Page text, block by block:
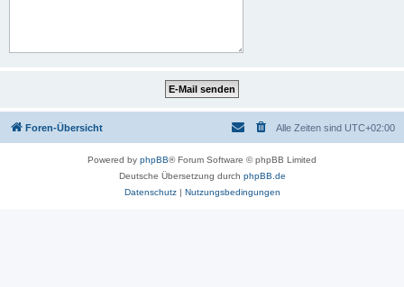
Foren-Übersicht Alle Zeiten sind UTC+02:00
Powered by phpBB® Forum Software © phpBB Limited
Deutsche Übersetzung durch phpBB.de
Datenschutz| Nutzungsbedingungen